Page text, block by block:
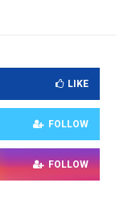
LIKE
FOLLOW
FOLLOW